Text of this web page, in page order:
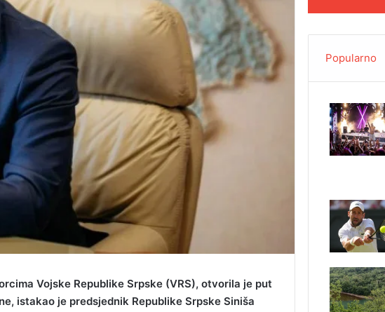
Vojske Republike Srpske (VRS), otvorila je put
istakao je predsjednik Republike Srpske Siniša
Popularno